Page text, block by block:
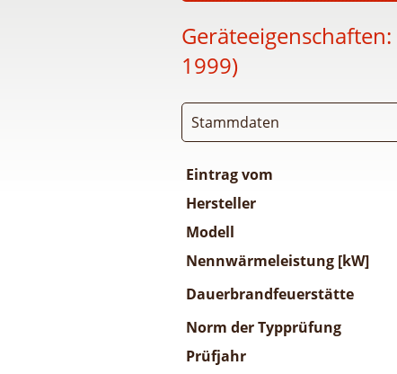
Geräteeigenschaften:
1999)
Stammdaten
Eintrag vom
Hersteller
Modell
Nennwärmeleistung [kW]
Dauerbrandfeuerstätte
Norm der Typprüfung
Prüfjahr